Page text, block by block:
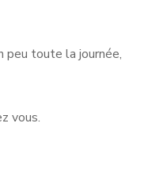
peu toute la journée,
vous.